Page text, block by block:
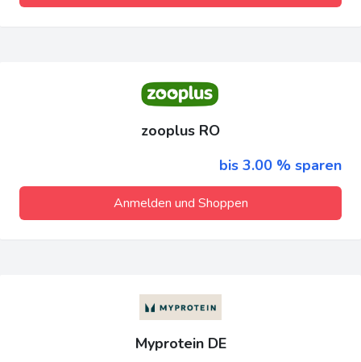
zooplus RO
bis 3.00 % sparen
Anmelden und Shoppen
Myprotein DE